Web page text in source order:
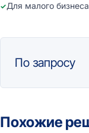
Для малого
По запросу
Похожие